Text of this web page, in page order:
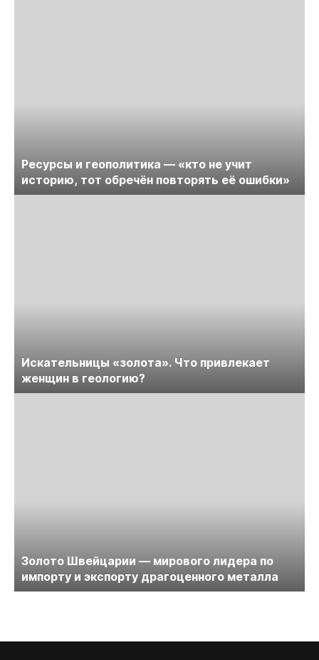
Ресурсы и геополитика — «кто не учит
историю, тот обречён повторять её ошибки»
Искательницы «золота». Что привлекает
женщин в геологию?
Золото Швейцарии — мирового лидера по
импорту и экспорту драгоценного металла